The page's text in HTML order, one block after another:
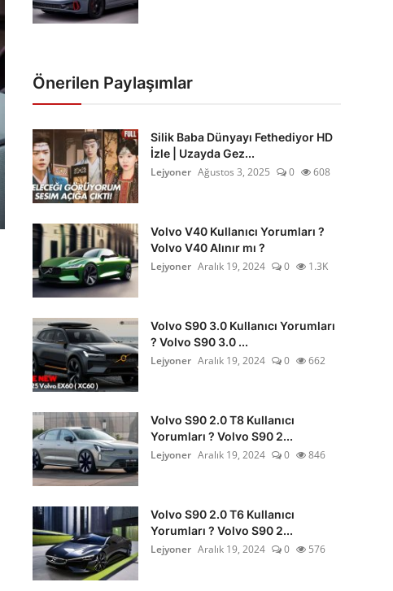
Önerilen Paylaşımlar
Silik Baba Dünyayı Fethediyor HD
İzle | Uzayda Gez...
Lejyoner Ağustos 3, 2025 0 608
Volvo V40 Kullanıcı Yorumları ?
Volvo V40 Alınır mı ?
Lejyoner Aralık 19, 2024 0 1.3K
Volvo S90 3.0 Kullanıcı Yorumları
? Volvo S90 3.0 ...
Lejyoner Aralık 19, 2024 0 662
Volvo S90 2.0 T8 Kullanıcı
Yorumları ? Volvo S90 2...
Lejyoner Aralık 19, 2024 0 846
Volvo S90 2.0 T6 Kullanıcı
Yorumları ? Volvo S90 2...
Lejyoner Aralık 19, 2024 0 576